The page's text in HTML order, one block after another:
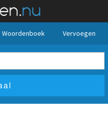
Woordenboek Vervoegen